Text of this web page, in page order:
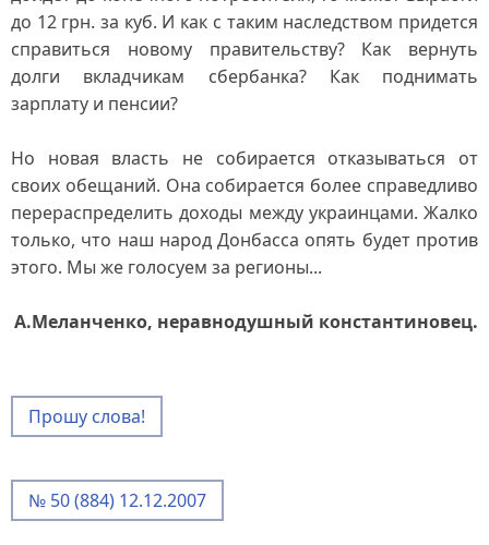
до 12 грн. за куб. И как с таким наследством придется
справиться новому правительству? Как вернуть
долги вкладчикам сбербанка? Как поднимать
зарплату и пенсии?
Но новая власть не собирается отказываться от
своих обещаний. Она собирается более справедливо
перераспределить доходы между украинцами. Жалко
только, что наш народ Донбасса опять будет против
этого. Мы же голосуем за регионы...
А.Меланченко, неравнодушный константиновец.
Прошу слова!
№ 50 (884) 12.12.2007